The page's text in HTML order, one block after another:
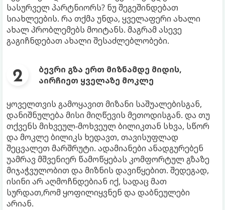
სასურველ პარტნიორს? ნუ შეგეშინდებათ
სიახლეების. რა თქმა უნდა, ყველაფერი ახალი
ახალ პრობლემებს მოიტანს. მაგრამ ასევე
გაგიჩნდებათ ახალი შესაძლებლობები.
ბევრი გზა ერთ მიზნამდე მიდის,
აირჩიეთ ყველაზე მოკლე
ყოველთვის გამოყავით მიზანი საშუალებისგან,
დანიშნულება მისი მიღწევის მეთოდისგან. და თუ
თქვენს მიხვეულ-მოხვეულ ბილიკთან სხვა, სწორ
და მოკლე ბილიკს ხედავთ, თავისუფლად
შეცვალეთ მარშრუტი. ადამიანები ანადგურებენ
უამრავ მშვენიერ წამოწყებას კომფორტულ გზაზე
მიჯაჭვულობით და მიზნის დავიწყებით. შედეგად,
ისინი არ აღმოჩნდებიან იქ, სადაც მათ
სურდათ,რომ ყოფილიყვნენ და დაბნეულები
არიან.